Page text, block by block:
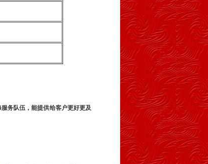
务队伍，能提供给客户更好更及